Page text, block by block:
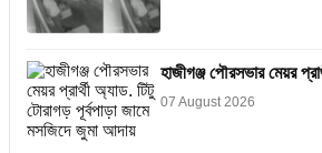
হাজীগঞ্জ পৌরসভার মেয়র
07 August 2026